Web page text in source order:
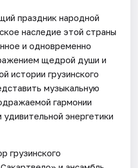
праздник народной
наследие этой страны
и одновременно
щедрой души и
истории грузинского
музыкальную
гармонии
энергетики
грузинского